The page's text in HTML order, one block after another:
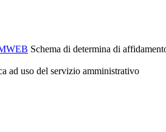
Schema di determina di
ad uso del servizio amministrativo